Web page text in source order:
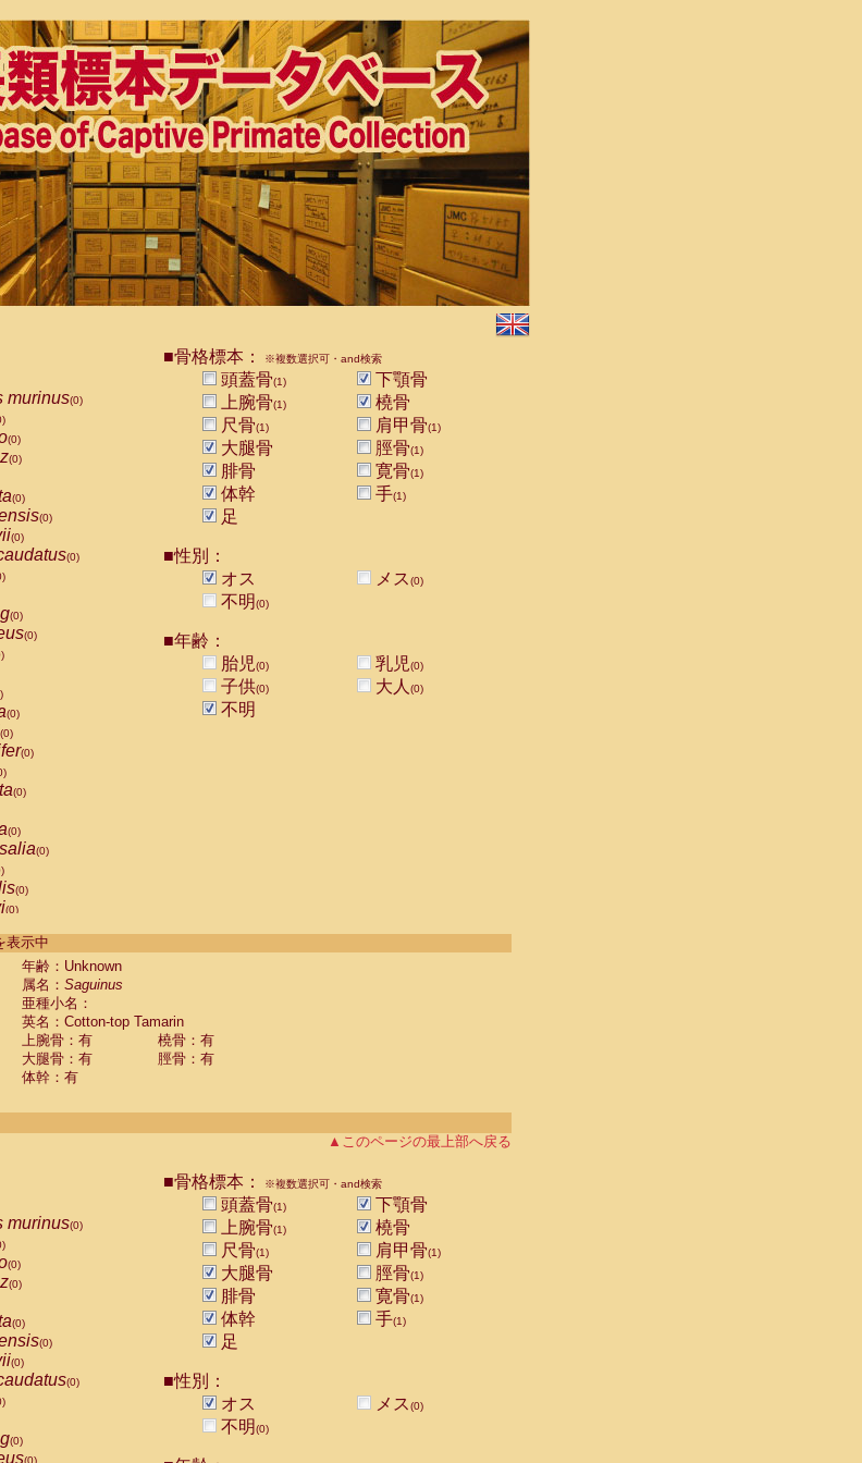
murinus(0)
(0)
(0)
(0)
(0)
(0)
(0)
(0)
(0)
(0)
(0)
(0)
(0)
(0)
(0)
(0)
(0)
(0)
(0)
(0)
(0)
cana
■骨格標本： ※複数選択可・and検索
頭蓋骨(1)
下顎骨
上腕骨(1)
橈骨
尺骨(1) 肩甲骨(1)
大腿骨 脛骨(1)
腓骨 寛骨(1)
体幹 手(1)
足
■性別：
オス
メス(0)
不明(0)
■年齢：
胎児(0) 乳児(0)
子供(0) 大人 (0)
不明
表示中
年齢：Unknown
属名： Saguinus
亜種小名：
英名：Cotton-top Tamarin
上腕骨：有
橈骨：有
大腿骨：有
脛骨：有
体幹：有
▲このページの最上部へ戻る
murinus(0)
(0)
(0)
(0)
(0)
(0)
(0)
(0)
(0)
■骨格標本： ※複数選択可・and検索
頭蓋骨(1)
下顎骨
上腕骨(1)
橈骨
尺骨(1) 肩甲骨(1)
大腿骨 脛骨(1)
腓骨 寛骨(1)
体幹 手(1)
足
■性別：
オス
メス(0)
不明(0)